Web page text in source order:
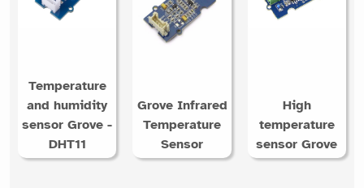
High
temperature
sensor Grove
Grove Infrared
Temperature
Sensor
Temperature
and humidity
sensor Grove -
DHT11